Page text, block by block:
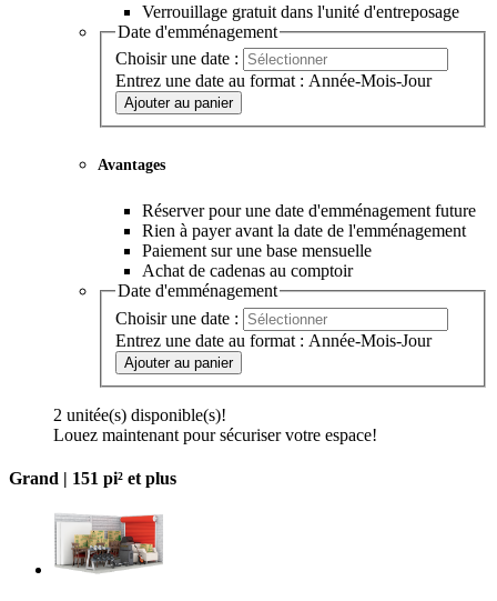
Verrouillage gratuit dans l'unité d'entreposage
Date d'emménagement
Choisir une date :
Entrez une date au format : Année-Mois-Jour
Ajouter au panier
Avantages
Réserver pour une date d'emménagement future
Rien à payer avant la date de l'emménagement
Paiement sur une base mensuelle
Achat de cadenas au comptoir
Date d'emménagement
Choisir une date :
Entrez une date au format : Année-Mois-Jour
Ajouter au panier
2 unitée(s) disponible(s)!
Louez maintenant pour sécuriser votre espace!
Grand | 151 pi² et plus